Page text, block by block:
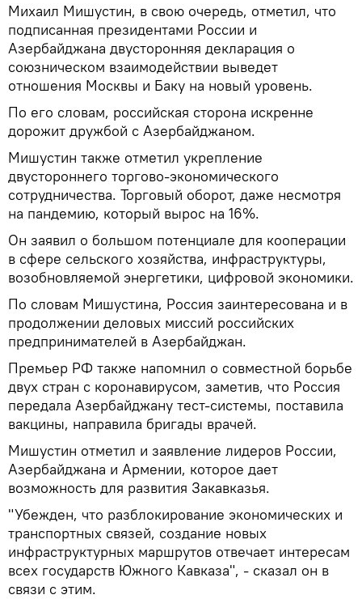
Михаил Мишустин, в свою очередь, отметил, что
подписанная президентами России и
Азербайджана двусторонняя декларация о
союзническом взаимодействии выведет
отношения Москвы и Баку на новый уровень.
По его словам, российская сторона искренне
дорожит дружбой с Азербайджаном.
Мишустин также отметил укрепление
двустороннего торгово-экономического
сотрудничества. Торговый оборот, даже несмотря
на пандемию, который вырос на 16%.
Он заявил о большом потенциале для кооперации
в сфере сельского хозяйства, инфраструктуры,
возобновляемой энергетики, цифровой экономики.
По словам Мишустина, Россия заинтересована и в
продолжении деловых миссий российских
предпринимателей в Азербайджан.
Премьер РФ также напомнил о совместной борьбе
двух стран с коронавирусом, заметив, что Россия
передала Азербайджану тест-системы, поставила
вакцины, направила бригады врачей.
Мишустин отметил и заявление лидеров России,
Азербайджана и Армении, которое дает
возможность для развития Закавказья.
"Убежден, что разблокирование экономических и
транспортных связей, создание новых
инфраструктурных маршрутов отвечает интересам
всех государств Южного Кавказа", - сказал он в
связи с этим.